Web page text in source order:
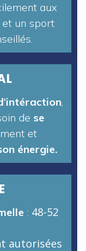
aux
et un sport
,
de se
et
énergie.
: 48-52
autorisées